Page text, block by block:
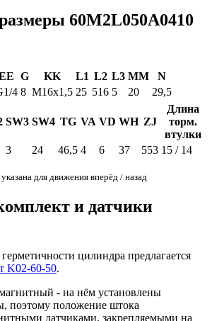
60M2L050A0410
G KK L1 L2 L3 MM
N
4 8 M16x1,5 25 516 5 20 29,5
SW3 SW4 TG VA VD WH ZJ
Длина
торм.
втулки
3 24 46,5 4 6 37 553 15 / 14
для движения вперёд / назад
и датчики
цилиндра предлагается
K02-60-50.
- на нём установлены
поэтому положение штока
датчиками, закрепляемыми на